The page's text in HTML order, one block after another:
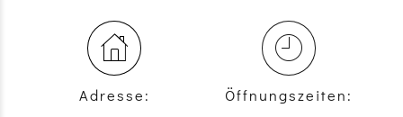
Adresse: Öffnungszeiten: